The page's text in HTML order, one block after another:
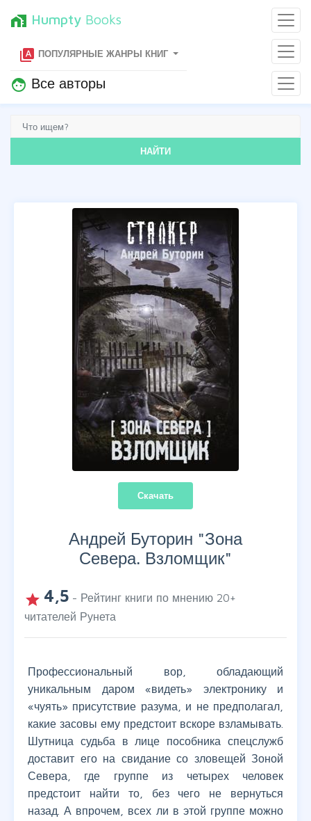
home_work Humpty Books
type_specimen ПОПУЛЯРНЫЕ ЖАНРЫ КНИГ
face Все авторы
НАЙТИ
Скачать
Андрей Буторин "Зона
Севера. Взломщик"
grade 4,5 - Рейтинг книги по мнению 20+
читателей Рунета
Профессиональный вор, обладающий
уникальным даром «видеть» электронику и
«чуять» присутствие разума, и не предполагал,
какие засовы ему предстоит вскоре взламывать.
Шутница судьба в лице пособника спецслужб
доставит его на свидание со зловещей Зоной
Севера, где группе из четырех человек
предстоит найти то, без чего не вернуться
назад. А впрочем, всех ли в этой группе можно